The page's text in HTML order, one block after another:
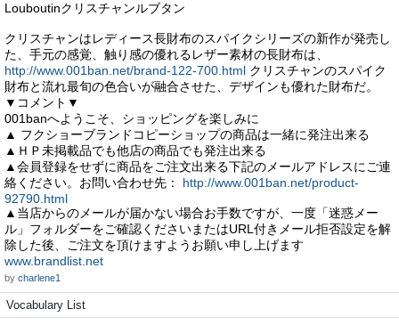
Louboutinクリスチャンルブタン
クリスチャンはレディース長財布のスパイクシリーズの新作が発売し
た、手元の感覚、触り感の優れるレザー素材の長財布は、
http://www.001ban.net/brand-122-700.html クリスチャンのスパイク
財布と流れ最旬の色合いが融合させた、デザインも優れた財布だ。
▼コメント▼
001banへようこそ、ショッピングを楽しみに
▲ フクショーブランドコピーショップの商品は一緒に発注出来る
▲ＨＰ未掲載品でも他店の商品でも発注出来る
▲会員登録をせずに商品をご注文出来る下記のメールアドレスにご連
絡ください。お問い合わせ先： http://www.001ban.net/product-
92790.html
▲当店からのメールが届かない場合お手数ですが、一度「迷惑メー
ル」フォルダーをご確認くださいまたはURL付きメール拒否設定を解
除した後、ご注文を頂けますようお願い申し上げます
www.brandlist.net
by charlene1
Vocabulary List